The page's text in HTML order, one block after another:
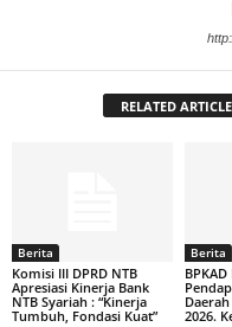
RELATED
Berita
Komisi III DPRD NTB
Apresiasi Kinerja Bank
NTB Syariah : “Kinerja
Tumbuh, Fondasi Kuat”
Berita
2026.